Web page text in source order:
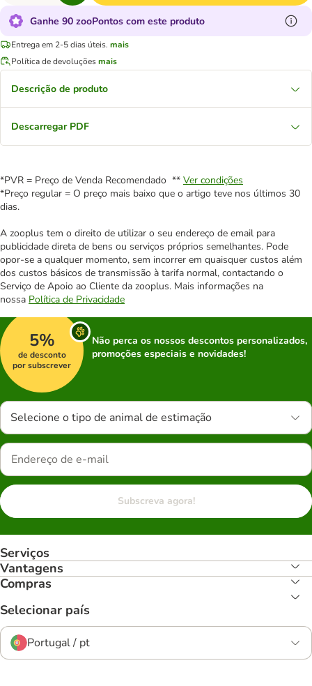
Ganhe 90 zooPontos com este produto
Entrega em 2-5 dias úteis. mais
Política de devoluçõesmais
Descrição de produto
Descarregar PDF
*PVR = Preço de Venda Recomendado ** Ver condições
*Preço regular = O preço mais baixo que o artigo teve nos últimos 30
dias.
A zooplus tem o direito de utilizar o seu endereço de email para
publicidade direta de bens ou serviços próprios semelhantes. Pode
opor-se a qualquer momento, sem incorrer em quaisquer custos além
dos custos básicos de transmissão à tarifa normal, contactando o
Serviço de Apoio ao Cliente da zooplus. Mais informações na
nossa Política de Privacidade
5%
de desconto
por subscrever
Não perca os nossos descontos personalizados,
promoções especiais e novidades!
Selecione o tipo de animal de estimação
Subscreva agora!
Serviços
Vantagens
Compras
Selecionar país
Portugal / pt